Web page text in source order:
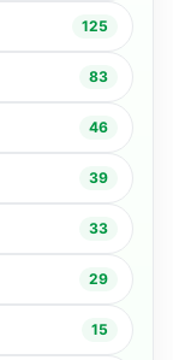
125
83
46
39
33
29
15